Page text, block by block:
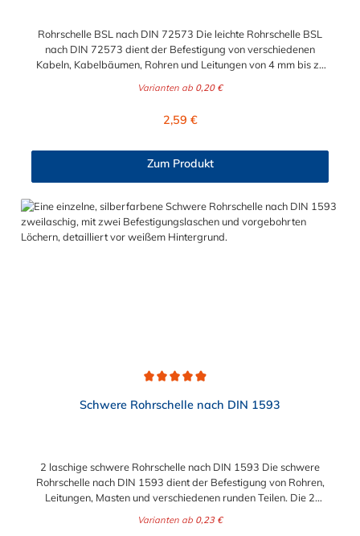
Rohrschelle BSL nach DIN 72573 Die leichte Rohrschelle BSL
nach DIN 72573 dient der Befestigung von verschiedenen
Kabeln, Kabelbäumen, Rohren und Leitungen von 4 mm bis zu
Varianten ab 0,20 €
Regulärer Preis:
2,59 €
Zum Produkt
Schwere Rohrschelle nach DIN 1593
2 laschige schwere Rohrschelle nach DIN 1593 Die schwere
Rohrschelle nach DIN 1593 dient der Befestigung von Rohren,
Leitungen, Masten und verschiedenen runden Teilen. Die 2
Montage auf dem Untergrund, der Wand oder an der Decke,
Varianten ab 0,23 €